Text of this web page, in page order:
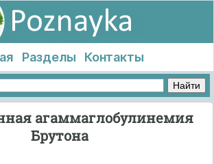
Разделы Контакты
агаммаглобулинемия
Брутона